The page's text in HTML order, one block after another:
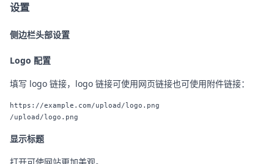
设置
侧边栏头部设置
Logo 配置
填写 logo 链接，logo 链接可使用网页链接也可使用附件链接：
https://example.com/upload/logo.png
显示标题